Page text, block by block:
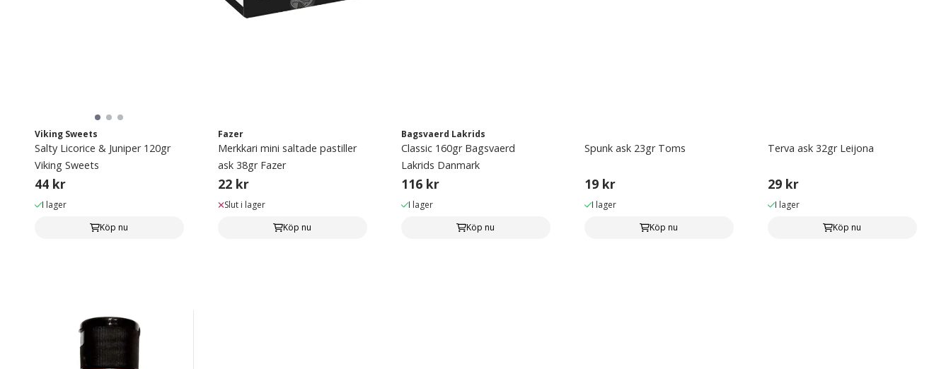
Viking Sweets
Salty Licorice & Juniper 120gr
Viking Sweets
44 kr
I lager
Köp nu
Fazer
Merkkari mini saltade pastiller
ask 38gr Fazer
22 kr
Slut i lager
Köp nu
Bagsvaerd Lakrids
Classic 160gr Bagsvaerd
Lakrids Danmark
116 kr
I lager
Köp nu
Spunk ask 23gr Toms
19 kr
I lager
Köp nu
Terva ask 32gr Leijona
29 kr
I lager
Köp nu